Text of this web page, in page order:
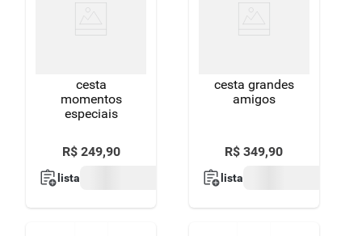
cesta
momentos
especiais
R$ 249,90
lista
cesta grandes
amigos
R$ 349,90
lista